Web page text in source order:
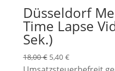
Düsseldorf
Time Lapse
Sek.)
18,00€ Ursprünglicher
Preis
5,40 €Aktueller
Preis